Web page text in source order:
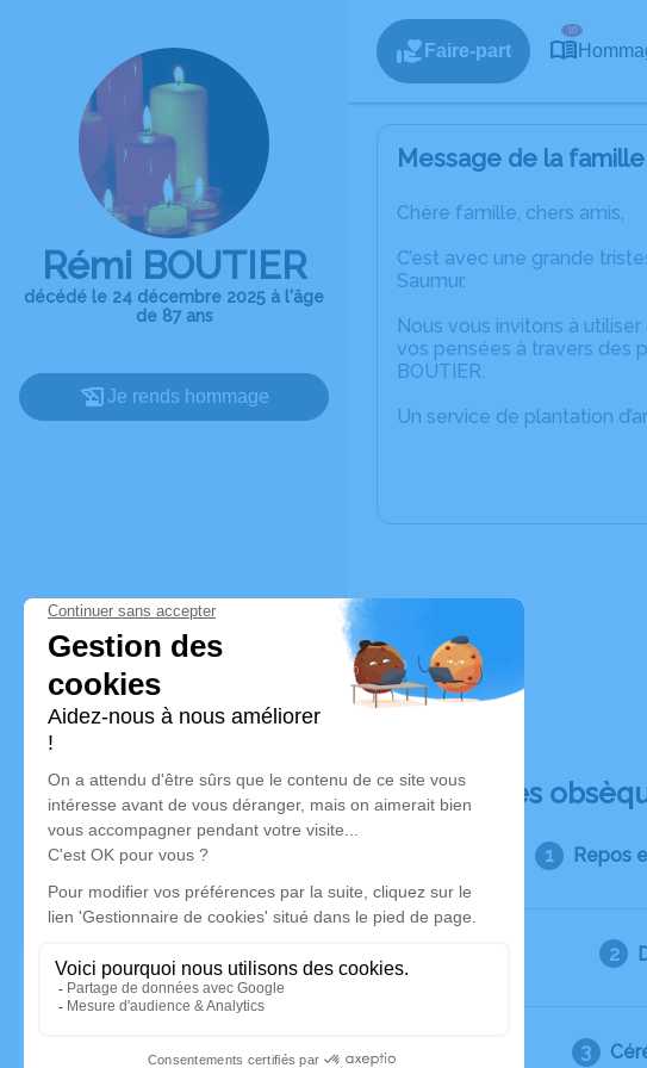
Rémi BOUTIER
décédé le 24 décembre 2025 à l'âge
de 87 ans
Je rends hommage
Faire-part
10
Message de la famille
Chère famille, chers amis,
C’est avec une grande
Saumur.
Nous vous invitons à
vos pensées à travers des
BOUTIER.
Un service de plantation
Déroulé des
Repos